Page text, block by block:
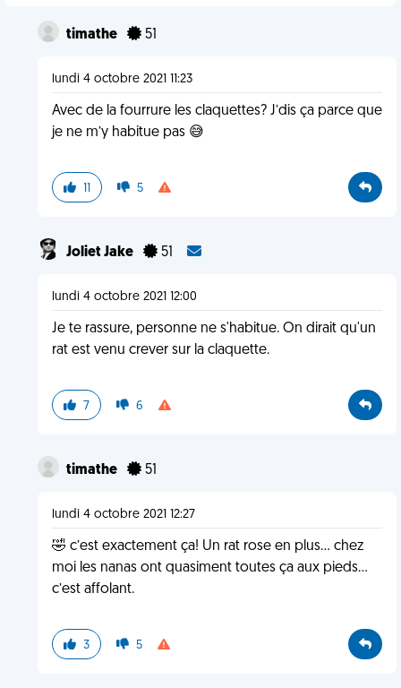
timathe 51
lundi 4 octobre 2021 11:23
Avec de la fourrure les claquettes? J’dis ça parce que
je ne m’y habitue pas 😅
11 5
Joliet Jake 51
lundi 4 octobre 2021 12:00
Je te rassure, personne ne s'habitue. On dirait qu'un
rat est venu crever sur la claquette.
7 6
timathe 51
lundi 4 octobre 2021 12:27
🤣 c’est exactement ça! Un rat rose en plus… chez
moi les nanas ont quasiment toutes ça aux pieds…
c’est affolant.
3 5